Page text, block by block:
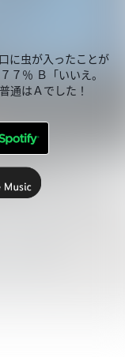
に虫が入ったことが
％ Ｂ「いいえ。
通はＡでした！